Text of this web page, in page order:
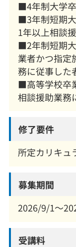
■4年制大学
■3年制短期
1年以上相談
■2年制短期
業者かつ指定
務に従事した
■高等学校卒
相談援助業務
修了要件
所定カリキュ
募集期間
2026/9/1～
受講料